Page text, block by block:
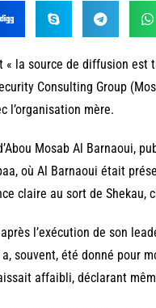
la source de diffusion est
Consulting Group
l’organisation mère.
Mosab Al Barnaoui,
où Al Barnaoui était
claire au sort de Shekau,
l’exécution de son
souvent, été donné pour
affaibli, déclarant